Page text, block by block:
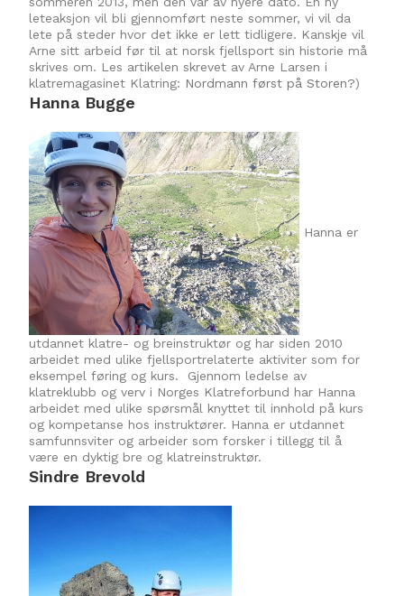
leteaksjon vil bli gjennomført neste sommer, vi vil da
lete på steder hvor det ikke er lett tidligere. Kanskje vil
Arne sitt arbeid før til at norsk fjellsport sin historie må
skrives om. Les artikelen skrevet av Arne Larsen i
klatremagasinet Klatring: Nordmann først på Storen?)
Hanna Bugge
Hanna er
utdannet klatre- og breinstruktør og har siden 2010
arbeidet med ulike fjellsportrelaterte aktiviter som for
eksempel føring og kurs. Gjennom ledelse av
klatreklubb og verv i Norges Klatreforbund har Hanna
arbeidet med ulike spørsmål knyttet til innhold på kurs
og kompetanse hos instruktører. Hanna er utdannet
samfunnsviter og arbeider som forsker i tillegg til å
være en dyktig bre og klatreinstruktør.
Sindre Brevold